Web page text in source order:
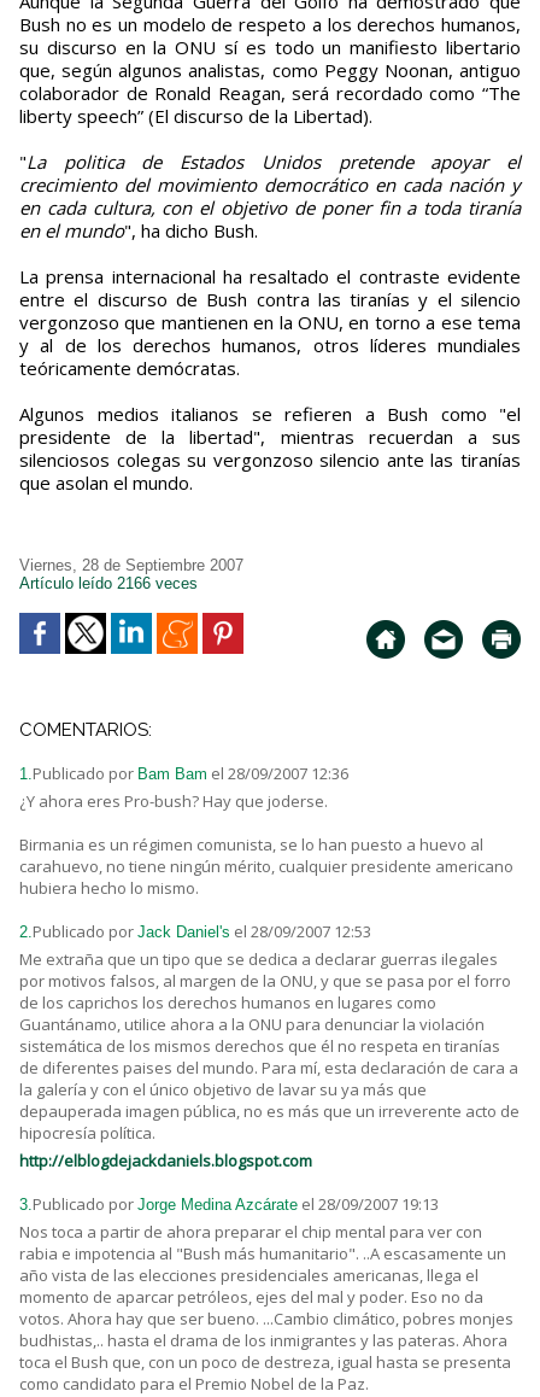
Bush no es un modelo de respeto a los derechos humanos,
su discurso en la ONU sí es todo un manifiesto libertario
que, según algunos analistas, como Peggy Noonan, antiguo
colaborador de Ronald Reagan, será recordado como “The
liberty speech” (El discurso de la Libertad).
"La politica de Estados Unidos pretende apoyar el
crecimiento del movimiento democrático en cada nación y
en cada cultura, con el objetivo de poner fin a toda tiranía
en el mundo", ha dicho Bush.
La prensa internacional ha resaltado el contraste evidente
entre el discurso de Bush contra las tiranías y el silencio
vergonzoso que mantienen en la ONU, en torno a ese tema
y al de los derechos humanos, otros líderes mundiales
teóricamente demócratas.
Algunos medios italianos se refieren a Bush como "el
presidente de la libertad", mientras recuerdan a sus
silenciosos colegas su vergonzoso silencio ante las tiranías
que asolan el mundo.
Viernes, 28 de Septiembre 2007
Artículo leído 2166 veces
COMENTARIOS:
1.Publicado por Bam Bam el 28/09/2007 12:36
¿Y ahora eres Pro-bush? Hay que joderse.
Birmania es un régimen comunista, se lo han puesto a huevo al
carahuevo, no tiene ningún mérito, cualquier presidente americano
hubiera hecho lo mismo.
2.Publicado por Jack Daniel's el 28/09/2007 12:53
Me extraña que un tipo que se dedica a declarar guerras ilegales
por motivos falsos, al margen de la ONU, y que se pasa por el forro
de los caprichos los derechos humanos en lugares como
Guantánamo, utilice ahora a la ONU para denunciar la violación
sistemática de los mismos derechos que él no respeta en tiranías
de diferentes paises del mundo. Para mí, esta declaración de cara a
la galería y con el único objetivo de lavar su ya más que
depauperada imagen pública, no es más que un irreverente acto de
hipocresía política.
http://elblogdejackdaniels.blogspot.com
3.Publicado por Jorge Medina Azcárate el 28/09/2007 19:13
Nos toca a partir de ahora preparar el chip mental para ver con
rabia e impotencia al "Bush más humanitario". ..A escasamente un
año vista de las elecciones presidenciales americanas, llega el
momento de aparcar petróleos, ejes del mal y poder. Eso no da
votos. Ahora hay que ser bueno. ...Cambio climático, pobres monjes
budhistas,.. hasta el drama de los inmigrantes y las pateras. Ahora
toca el Bush que, con un poco de destreza, igual hasta se presenta
como candidato para el Premio Nobel de la Paz.